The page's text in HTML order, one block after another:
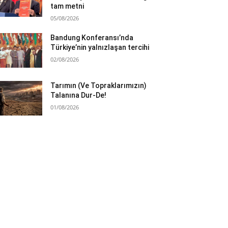
tam metni
05/08/2026
Bandung Konferansı’nda
Türkiye’nin yalnızlaşan tercihi
02/08/2026
Tarımın (Ve Topraklarımızın)
Talanına Dur-De!
01/08/2026